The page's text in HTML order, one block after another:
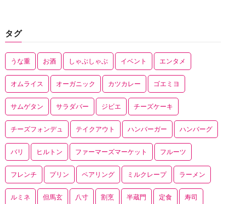
タグ
うな重 お酒 しゃぶしゃぶ イベント エンタメ
オムライス オーガニック カツカレー ゴエミヨ
サムゲタン サラダバー ジビエ チーズケーキ
チーズフォンデュ テイクアウト ハンバーガー ハンバーグ
バリ ヒルトン ファーマーズマーケット フルーツ
フレンチ プリン ペアリング ミルクレープ ラーメン
ルミネ 但馬玄 八寸 割烹 半蔵門 定食 寿司